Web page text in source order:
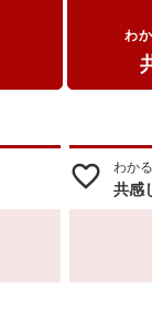
わ
favorite_border わか
共感